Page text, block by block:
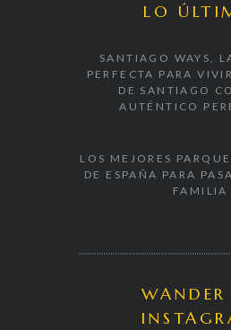
LO
SANTIAGO WAYS,
PERFECTA PARA
DE SANTIAGO
AUTÉNTICO
LOS MEJORES
DE ESPAÑA PARA
FAMILIA
WANDER